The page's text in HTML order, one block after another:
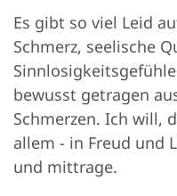
Es gibt so viel Leid
Schmerz, seelische
bewusst getragen
Schmerzen. Ich will,
allem - in Freud und
und mittrage.